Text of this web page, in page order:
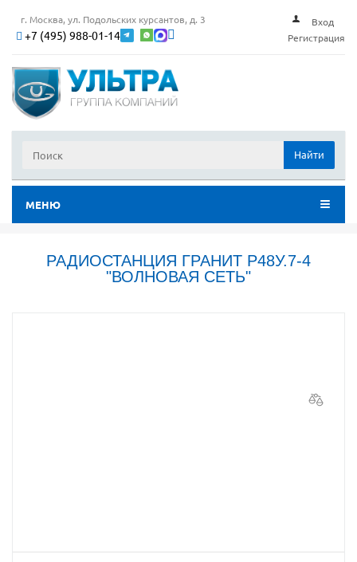
г. Москва, ул. Подольских курсантов, д. 3
+7 (495) 988-01-14
Вход
Регистрация
Найти
МЕНЮ
РАДИОСТАНЦИЯ ГРАНИТ Р48У.7-4
"ВОЛНОВАЯ СЕТЬ"